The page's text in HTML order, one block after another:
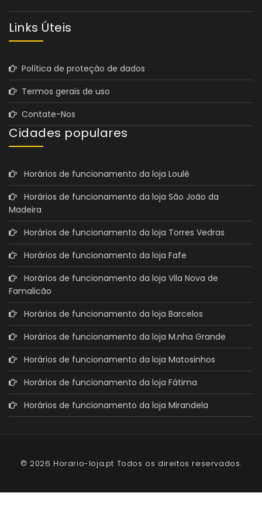
Links Úteis
Política de proteção de dados
Termos gerais de uso
Contate-Nos
Cidades populares
Horários de funcionamento da loja Loulé
Horários de funcionamento da loja São João da
Madeira
Horários de funcionamento da loja Torres Vedras
Horários de funcionamento da loja Fafe
Horários de funcionamento da loja Vila Nova de
Famalicão
Horários de funcionamento da loja Barcelos
Horários de funcionamento da loja M.nha Grande
Horários de funcionamento da loja Matosinhos
Horários de funcionamento da loja Fátima
Horários de funcionamento da loja Mirandela
© 2026 Horario-loja.pt Todos os direitos reservados.